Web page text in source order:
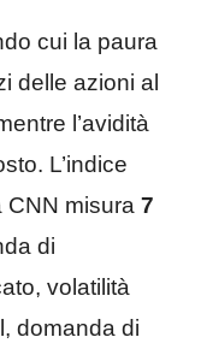
cui la paura
delle azioni al
l’avidità
L’indice
CNN misura 7
di
volatilità
domanda di